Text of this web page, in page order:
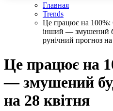
Главная
Trends
Це працює на 100%:
інший — змушений
рунічний прогноз на
Це працює на
— змушений
на 28 квітня